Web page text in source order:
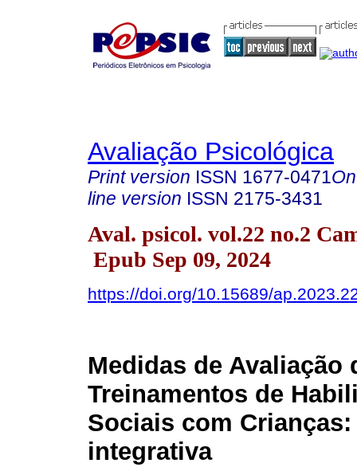
Avaliação Psicológica
Print version ISSN 1677-0471
line version ISSN 2175-3431
Aval. psicol. vol.22 no.2
Epub Sep 09, 2024
https://doi.org/10.15689/
Medidas de Avaliação
Treinamentos de
Sociais com
integrativa